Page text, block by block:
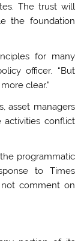
The trust will
the foundation
for many
officer. “But
clear.”
asset managers
conflict
programmatic
to Times
comment on